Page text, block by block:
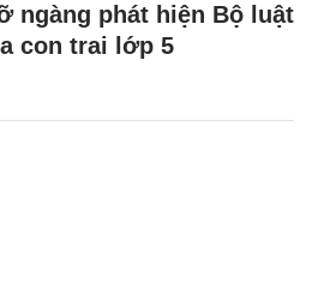
ngàng phát hiện Bộ luật
con trai lớp 5